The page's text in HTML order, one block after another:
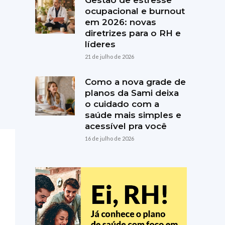
ocupacional e burnout
em 2026: novas
diretrizes para o RH e
líderes
21 de julho de 2026
Como a nova grade de
planos da Sami deixa
o cuidado com a
saúde mais simples e
acessível pra você
16 de julho de 2026